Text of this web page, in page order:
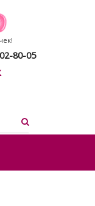
80-05